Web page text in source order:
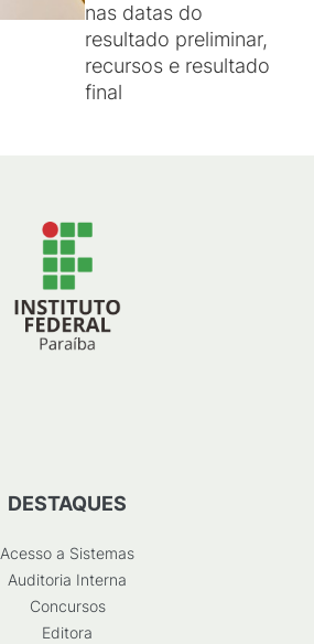
nas datas do
resultado preliminar,
recursos e resultado
final
DESTAQUES
Acesso a Sistemas
Auditoria Interna
Concursos
Editora